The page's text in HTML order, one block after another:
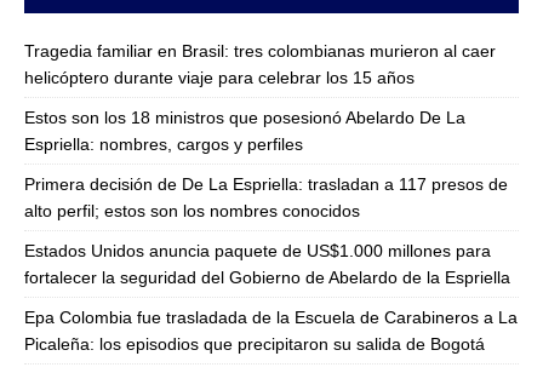
Tragedia familiar en Brasil: tres colombianas murieron al caer
helicóptero durante viaje para celebrar los 15 años
Estos son los 18 ministros que posesionó Abelardo De La
Espriella: nombres, cargos y perfiles
Primera decisión de De La Espriella: trasladan a 117 presos de
alto perfil; estos son los nombres conocidos
Estados Unidos anuncia paquete de US$1.000 millones para
fortalecer la seguridad del Gobierno de Abelardo de la Espriella
Epa Colombia fue trasladada de la Escuela de Carabineros a La
Picaleña: los episodios que precipitaron su salida de Bogotá